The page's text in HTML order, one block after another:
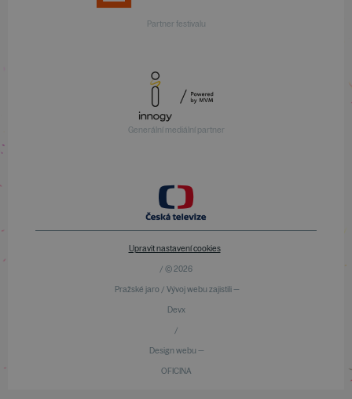
Partner festivalu
Generální mediální partner
Upravit nastavení cookies
/ © 2026
Pražské jaro / Vývoj webu zajistili —
Devx
/
Design webu —
OFICINA